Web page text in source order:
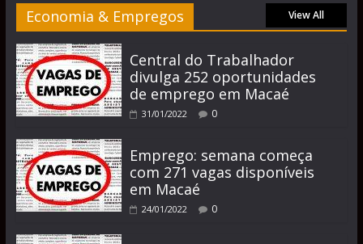
Economia & Empregos View All
Central do Trabalhador
divulga 252 oportunidades
de emprego em Macaé
31/01/2022 0
Emprego: semana começa
com 271 vagas disponíveis
em Macaé
24/01/2022 0